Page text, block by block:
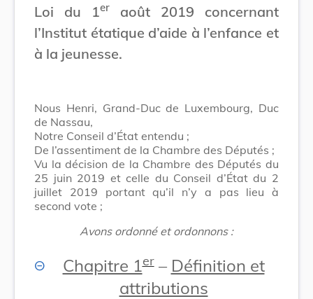
Loi du 1er
août 2019 concernant
l’Institut étatique d’aide à l’enfance et
à la jeunesse.
Nous Henri, Grand-Duc de Luxembourg, Duc
de Nassau,
Notre Conseil d’État entendu ;
De l’assentiment de la Chambre des Députés ;
Vu la décision de la Chambre des Députés du
25 juin 2019 et celle du Conseil d’État du 2
juillet 2019 portant qu’il n’y a pas lieu à
second vote ;
Avons ordonné et ordonnons :
Chapitre 1er– Définition et
attributions